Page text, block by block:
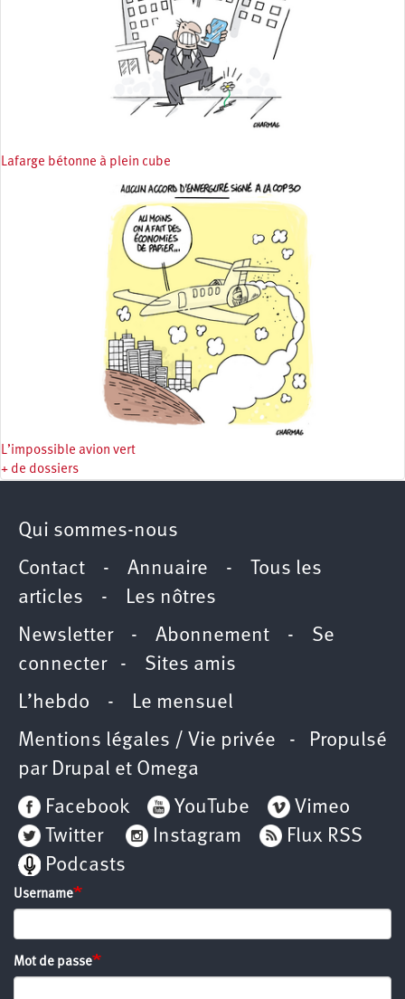
Lafarge bétonne à plein cube
L’impossible avion vert
+ de dossiers
Qui sommes-nous
Contact - Annuaire -
Tous les
articles - Les nôtres
Newsletter- Abonnement - Se
connecter- Sites amis
L’hebdo - Le mensuel
Mentions légales / Vie privée - Propulsé
par Drupal et Omega
Facebook
YouTube
Vimeo
Twitter
Instagram
Flux RSS
Podcasts
Username
Mot de passe